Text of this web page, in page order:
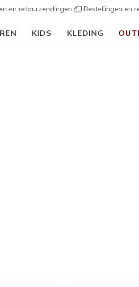
en retourzendingen Bestellingen en
KIDS KLEDING